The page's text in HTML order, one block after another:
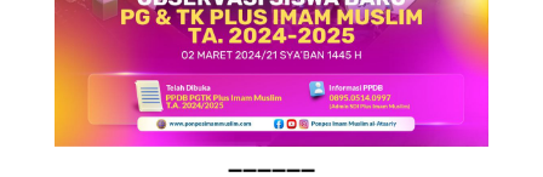
➖➖➖➖➖➖